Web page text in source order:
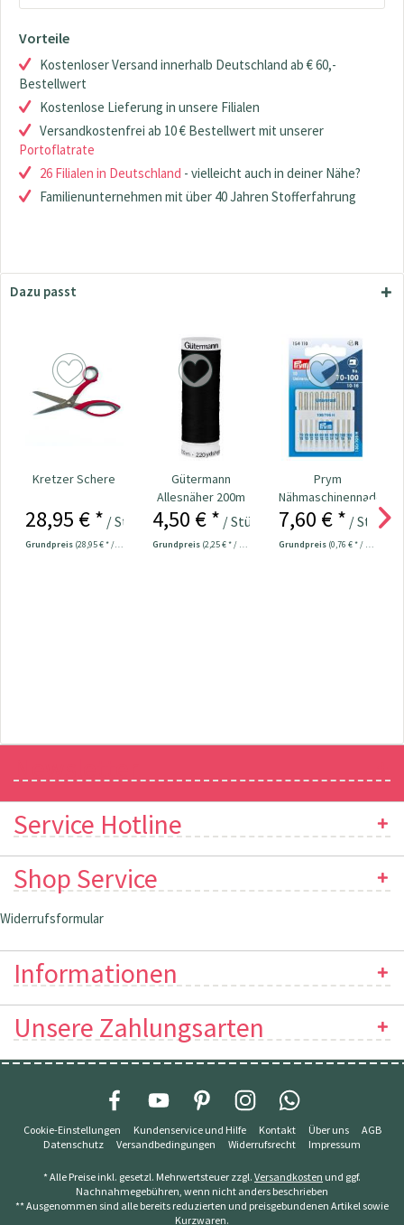
Vorteile
Kostenloser Versand innerhalb Deutschland ab € 60,-
Bestellwert
Kostenlose Lieferung in unsere Filialen
Versandkostenfrei ab 10 € Bestellwert mit unserer
Portoflatrate
26 Filialen in Deutschland - vielleicht auch in deiner Nähe?
Familienunternehmen mit über 40 Jahren Stofferfahrung
Dazu passt
Kretzer Schere
28,95 € * / Stück
Grundpreis (28,95 € * / 1 Stück)
Gütermann
Allesnäher 200m
Fb. 000 - schwarz
4,50 € * / Stück
Grundpreis (2,25 € * / 100 Meter)
Prym
Nähmaschinennadeln
130/705
Universal...
7,60 € * / Stück
Grundpreis (0,76 € * / 1 Stück)
Service Hotline
Shop Service
Widerrufsformular
Informationen
Unsere Zahlungsarten
Cookie-Einstellungen Kundenservice und Hilfe Kontakt Über uns
AGB
Datenschutz
Versandbedingungen Widerrufsrecht Impressum
* Alle Preise inkl. gesetzl. Mehrwertsteuer zzgl. Versandkosten und ggf.
Nachnahmegebühren, wenn nicht anders beschrieben
** Ausgenommen sind alle bereits reduzierten und preisgebundenen Artikel sowie
Kurzwaren.